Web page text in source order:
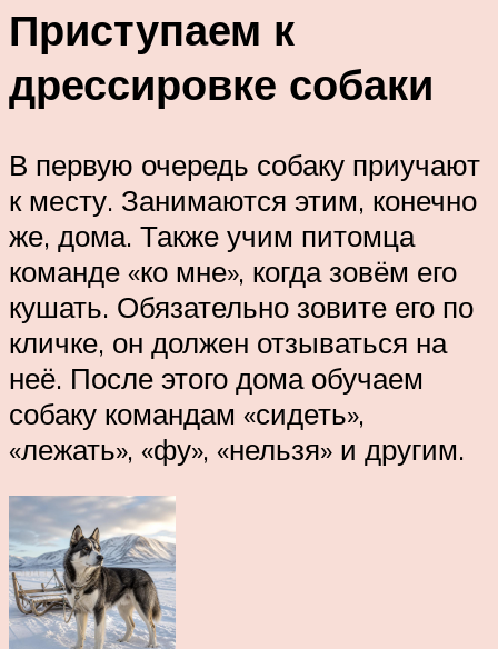
Приступаем к
дрессировке собаки
В первую очередь собаку приучают
к месту. Занимаются этим, конечно
же, дома. Также учим питомца
команде «ко мне», когда зовём его
кушать. Обязательно зовите его по
кличке, он должен отзываться на
неё. После этого дома обучаем
собаку командам «сидеть»,
«лежать», «фу», «нельзя» и другим.